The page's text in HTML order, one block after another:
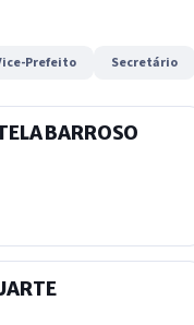
Prefeito Secretário
BARROSO